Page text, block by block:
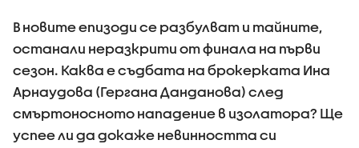
В новите епизоди се разбулват и тайните,
останали неразкрити от финала на първи
сезон. Каква е съдбата на брокерката Ина
Арнаудова (Гергана Данданова) след
смъртоносното нападение в изолатора? Ще
успее ли да докаже невинността си